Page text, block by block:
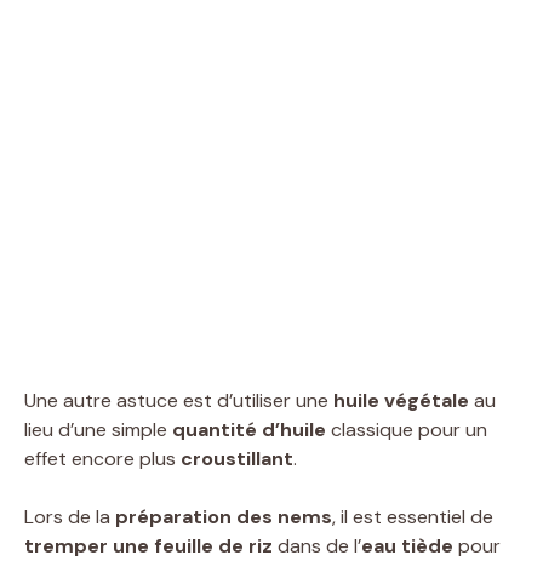
Une autre astuce est d’utiliser une huile végétale au
lieu d’une simple quantité d’huile classique pour un
effet encore plus croustillant.
Lors de la préparation des nems, il est essentiel de
tremper une feuille de riz dans de l’eau tiède pour